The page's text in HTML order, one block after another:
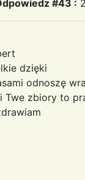
#43 :
dzięki
odnoszę
Twe zbiory to